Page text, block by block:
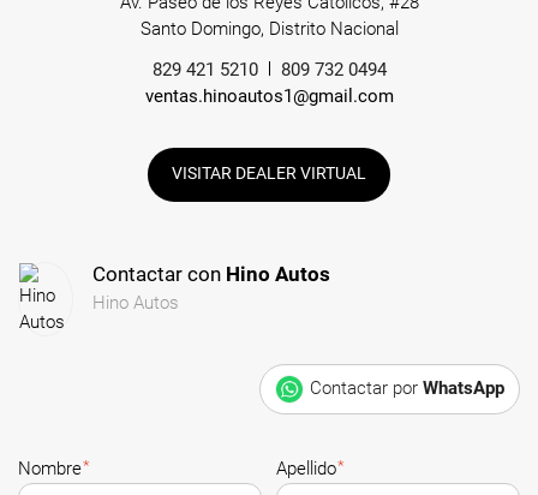
Santo Domingo, Distrito Nacional
829 421 5210
809 732 0494
ventas.hinoautos1@gmail.com
VISITAR DEALER VIRTUAL
Contactar con Hino Autos
Hino Autos
Contactar por WhatsApp
Nombre* Apellido*